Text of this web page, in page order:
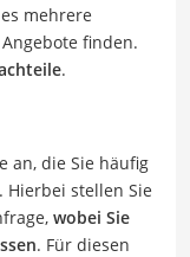
mehrere
finden.
.
an, die Sie häufig
stellen Sie
wobei Sie
. Für diesen